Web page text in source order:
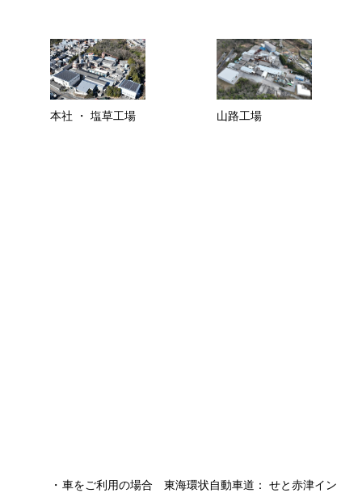
本社 ・ 塩草工場 山路工場
車をご利用の場合 東海環状自動車道： せと赤津イン